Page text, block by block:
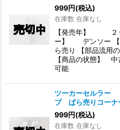
999円(税込)
在庫数 在庫なし
【発売年】 ２０
ー】 デンソー 【
ら売り 【部品流
【商品の状態】 中
可能
ツーカーセルラー
プ ばら売りコーナ
999円(税込)
在庫数 在庫なし